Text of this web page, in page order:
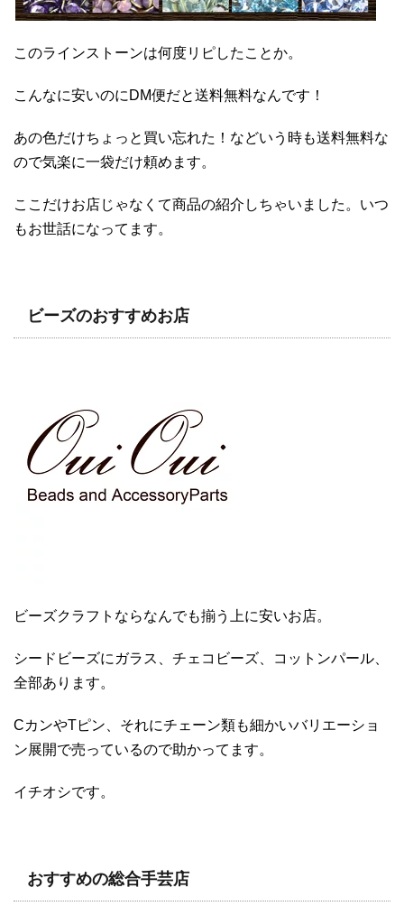
このラインストーンは何度リピしたことか。
こんなに安いのにDM便だと送料無料なんです！
あの色だけちょっと買い忘れた！などいう時も送料無料な
ので気楽に一袋だけ頼めます。
ここだけお店じゃなくて商品の紹介しちゃいました。いつ
もお世話になってます。
ビーズのおすすめお店
ビーズクラフトならなんでも揃う上に安いお店。
シードビーズにガラス、チェコビーズ、コットンパール、
全部あります。
CカンやTピン、それにチェーン類も細かいバリエーショ
ン展開で売っているので助かってます。
イチオシです。
おすすめの総合手芸店